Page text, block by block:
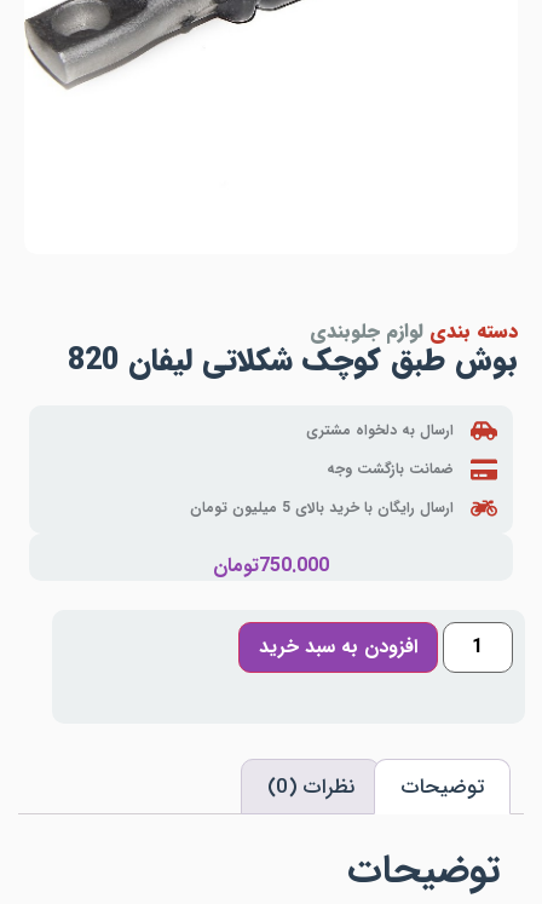
دسته بندی لوازم جلوبندی
بوش طبق کوچک شکلاتی لیفان 820
ارسال به دلخواه مشتری
ضمانت بازگشت وجه
ارسال رایگان با خرید بالای 5 میلیون تومان
750.000تومان
افزودن به سبد خرید
توضیحات نظرات (0)
توضیحات